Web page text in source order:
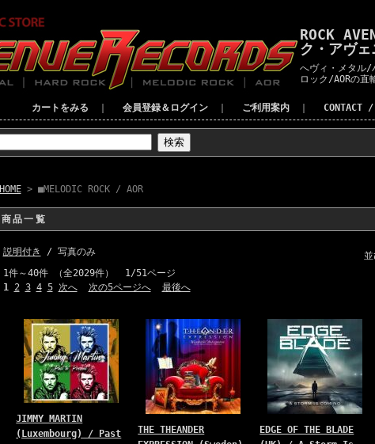
ROCK
ク・アヴ
へヴィ・メタル/
ロック/AORの直
カートをみる 会員登録＆ログイン ご利用案内 CONTACT
HOME> ■MELODIC ROCK / AOR
商品一覧
説明付き
/ 写真のみ
1件～40件 （全2029件） 1/51ページ
1 2 3 4 5 次へ 次の5ページへ 最後へ
JIMMY MARTIN
(Luxembourg) / Past
THE THEANDER
EDGE OF THE BLADE